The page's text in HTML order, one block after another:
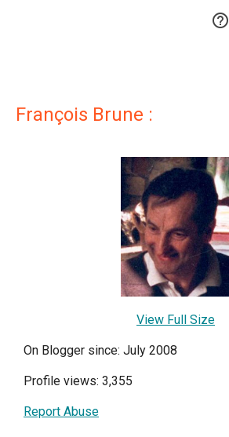

François Brune :
View Full Size
On Blogger since: July 2008
Profile views: 3,355
Report Abuse